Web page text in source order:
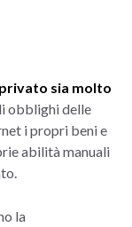
sia molto
obblighi delle
i propri beni e
abilità manuali
la